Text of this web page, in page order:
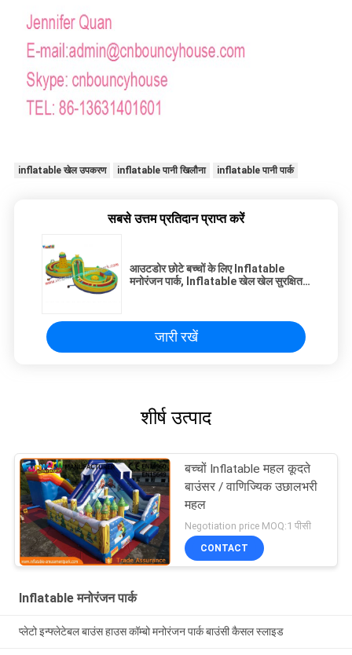
inflatable खेल उपकरण inflatable पानी खिलौना inflatable पानी पार्क
सबसे उत्तम प्रतिदान प्राप्त करें
आउटडोर छोटे बच्चों के लिए Inflatable
मनोरंजन पार्क, Inflatable खेल खेल सुरक्षित
जारी रखें
शीर्ष उत्पाद
बच्चों Inflatable महल कूदते
बाउंसर / वाणिज्यिक उछालभरी
महल
Negotiation price MOQ:1 पीसी
CONTACT
Inflatable मनोरंजन पार्क
प्लेटो इन्फ्लेटेबल बाउंस हाउस कॉम्बो मनोरंजन पार्क बाउंसी कैसल स्लाइड